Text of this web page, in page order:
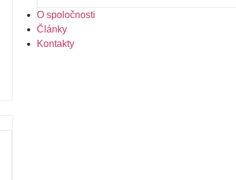
O spoločnosti
Články
Kontakty